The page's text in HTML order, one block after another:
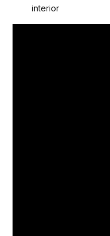
interior